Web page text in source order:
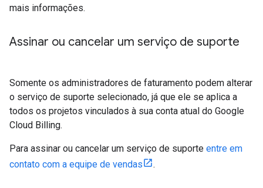
mais informações.
Assinar ou cancelar um serviço de suporte
Somente os administradores de faturamento podem alterar
o serviço de suporte selecionado, já que ele se aplica a
todos os projetos vinculados à sua conta atual do Google
Cloud Billing.
Para assinar ou cancelar um serviço de suporte entre em
contato com a equipe de vendas
.